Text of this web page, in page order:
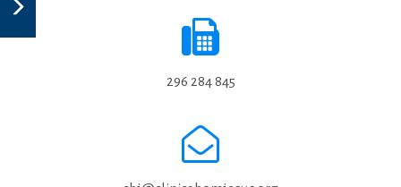
296 284 845